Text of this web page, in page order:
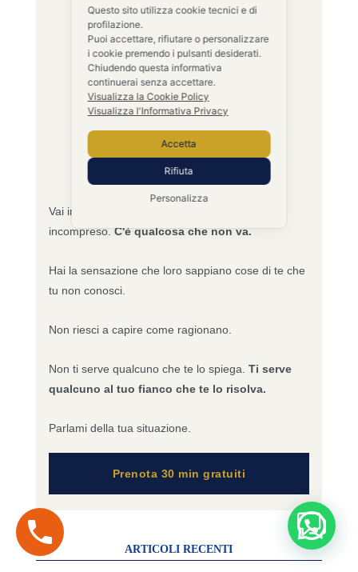
CHI SCRIVE
Marco Damiani
Ex Direttore deliberante
Vai in banca per la tua azienda, e ti senti
incompreso.C'è qualcosa che non va.
Hai la sensazione che loro sappiano cose di te che
tu non conosci.
Non riesci a capire come ragionano.
Non ti serve qualcuno che te lo spiega. Ti serve
qualcuno al tuo fianco che te lo risolva.
Parlami della tua situazione.
Prenota 30 min gratuiti
ARTICOLI RECENTI
Questo sito utilizza cookie tecnici e di
profilazione.
Puoi accettare, rifiutare o personalizzare
i cookie premendo i pulsanti desiderati.
Chiudendo questa informativa
continuerai senza accettare.
Visualizza la Cookie Policy
Visualizza l'Informativa Privacy
Accetta
Rifiuta
Personalizza